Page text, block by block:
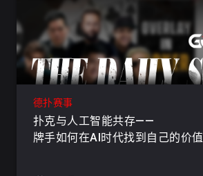
德扑赛事
扑克与人工智能共存——
牌手如何在AI时代找到自己的价值